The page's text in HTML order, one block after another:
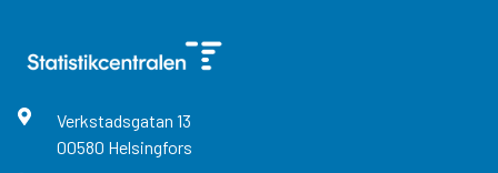
Verkstadsgatan 13
00580 Helsingfors